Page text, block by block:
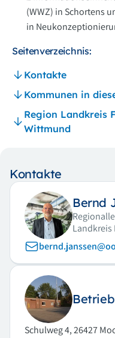
(WWZ) in Schortens
in
Seitenverzeichnis:
Kontakte
Kommunen in
Region Landkreis
Wittmund
Kontakte
Bernd
Landkreis
Schulweg 4, 26427